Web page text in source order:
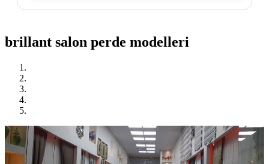
brillant salon perde modelleri